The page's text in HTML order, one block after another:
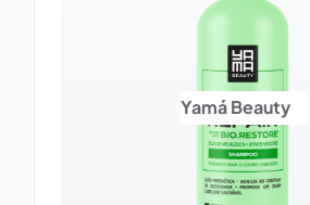
Yamá Beauty